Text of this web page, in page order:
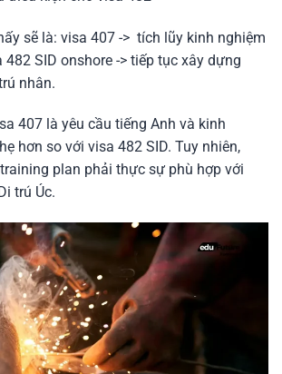
sẽ là: visa 407 -> tích lũy kinh nghiệm
482 SID onshore -> tiếp tục xây dựng
nhân.
407 là yêu cầu tiếng Anh và kinh
hơn so với visa 482 SID. Tuy nhiên,
plan phải thực sự phù hợp với
trú Úc.